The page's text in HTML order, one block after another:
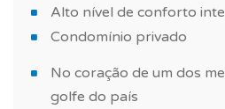
Alto nível de conforto
Condomínio privado
No coração de um dos
golfe do país